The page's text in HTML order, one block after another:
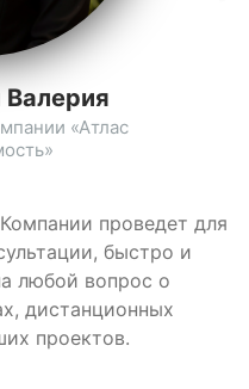
проведет для
быстро и
любой вопрос о
дистанционных
проектов.
Валерия
«Атлас